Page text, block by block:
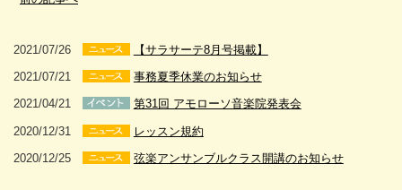
2021/07/26 【サラサーテ8月号掲載】
2021/07/21 事務夏季休業のお知らせ
2021/04/21 第31回 アモローソ音楽院発表会
2020/12/31 レッスン規約
2020/12/25 弦楽アンサンブルクラス開講のお知らせ